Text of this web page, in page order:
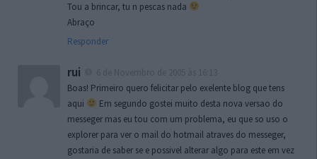
Tou a brincar, tu n pescas nada
Abraço
Responder
rui
Boas! Primeiro quero felicitar pelo exelente blog que tens
aqui
Em segundo gostei muito desta nova versao do
messeger mas eu tou com um problema, eu que so uso o
explorer para ver o mail do hotmail atraves do messeger,
gostaria de saber se e possivel alterar algo para este em vez